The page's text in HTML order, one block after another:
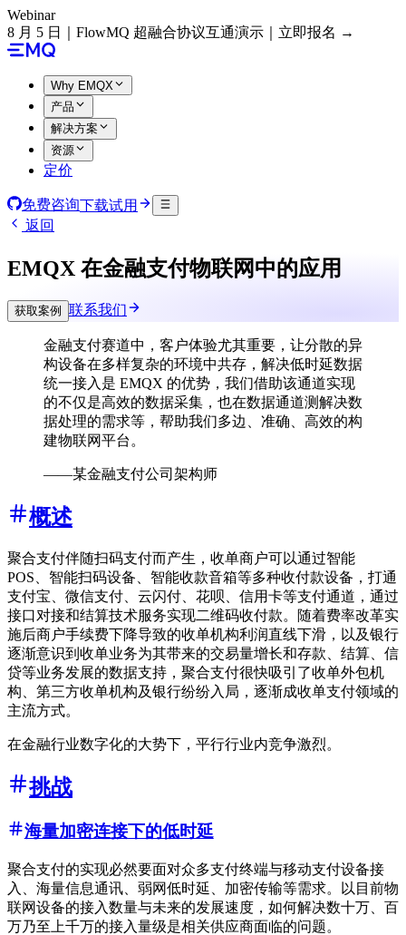
Webinar
8 月 5 日｜FlowMQ 超融合协议互通演示｜立即报名 →
Why EMQX
产品
解决方案
资源
定价
免费咨询下载试用
返回
EMQX 在金融支付物联网中的应用
获取案例 联系我们
金融支付赛道中，客户体验尤其重要，让分散的异
构设备在多样复杂的环境中共存，解决低时延数据
统一接入是 EMQX 的优势，我们借助该通道实现
的不仅是高效的数据采集，也在数据通道测解决数
据处理的需求等，帮助我们多边、准确、高效的构
建物联网平台。
——某金融支付公司架构师
概述
聚合支付伴随扫码支付而产生，收单商户可以通过智能
POS、智能扫码设备、智能收款音箱等多种收付款设备，打通
支付宝、微信支付、云闪付、花呗、信用卡等支付通道，通过
接口对接和结算技术服务实现二维码收付款。随着费率改革实
施后商户手续费下降导致的收单机构利润直线下滑，以及银行
逐渐意识到收单业务为其带来的交易量增长和存款、结算、信
贷等业务发展的数据支持，聚合支付很快吸引了收单外包机
构、第三方收单机构及银行纷纷入局，逐渐成收单支付领域的
主流方式。
在金融行业数字化的大势下，平行行业内竞争激烈。
挑战
海量加密连接下的低时延
聚合支付的实现必然要面对众多支付终端与移动支付设备接
入、海量信息通讯、弱网低时延、加密传输等需求。以目前物
联网设备的接入数量与未来的发展速度，如何解决数十万、百
万乃至上千万的接入量级是相关供应商面临的问题。